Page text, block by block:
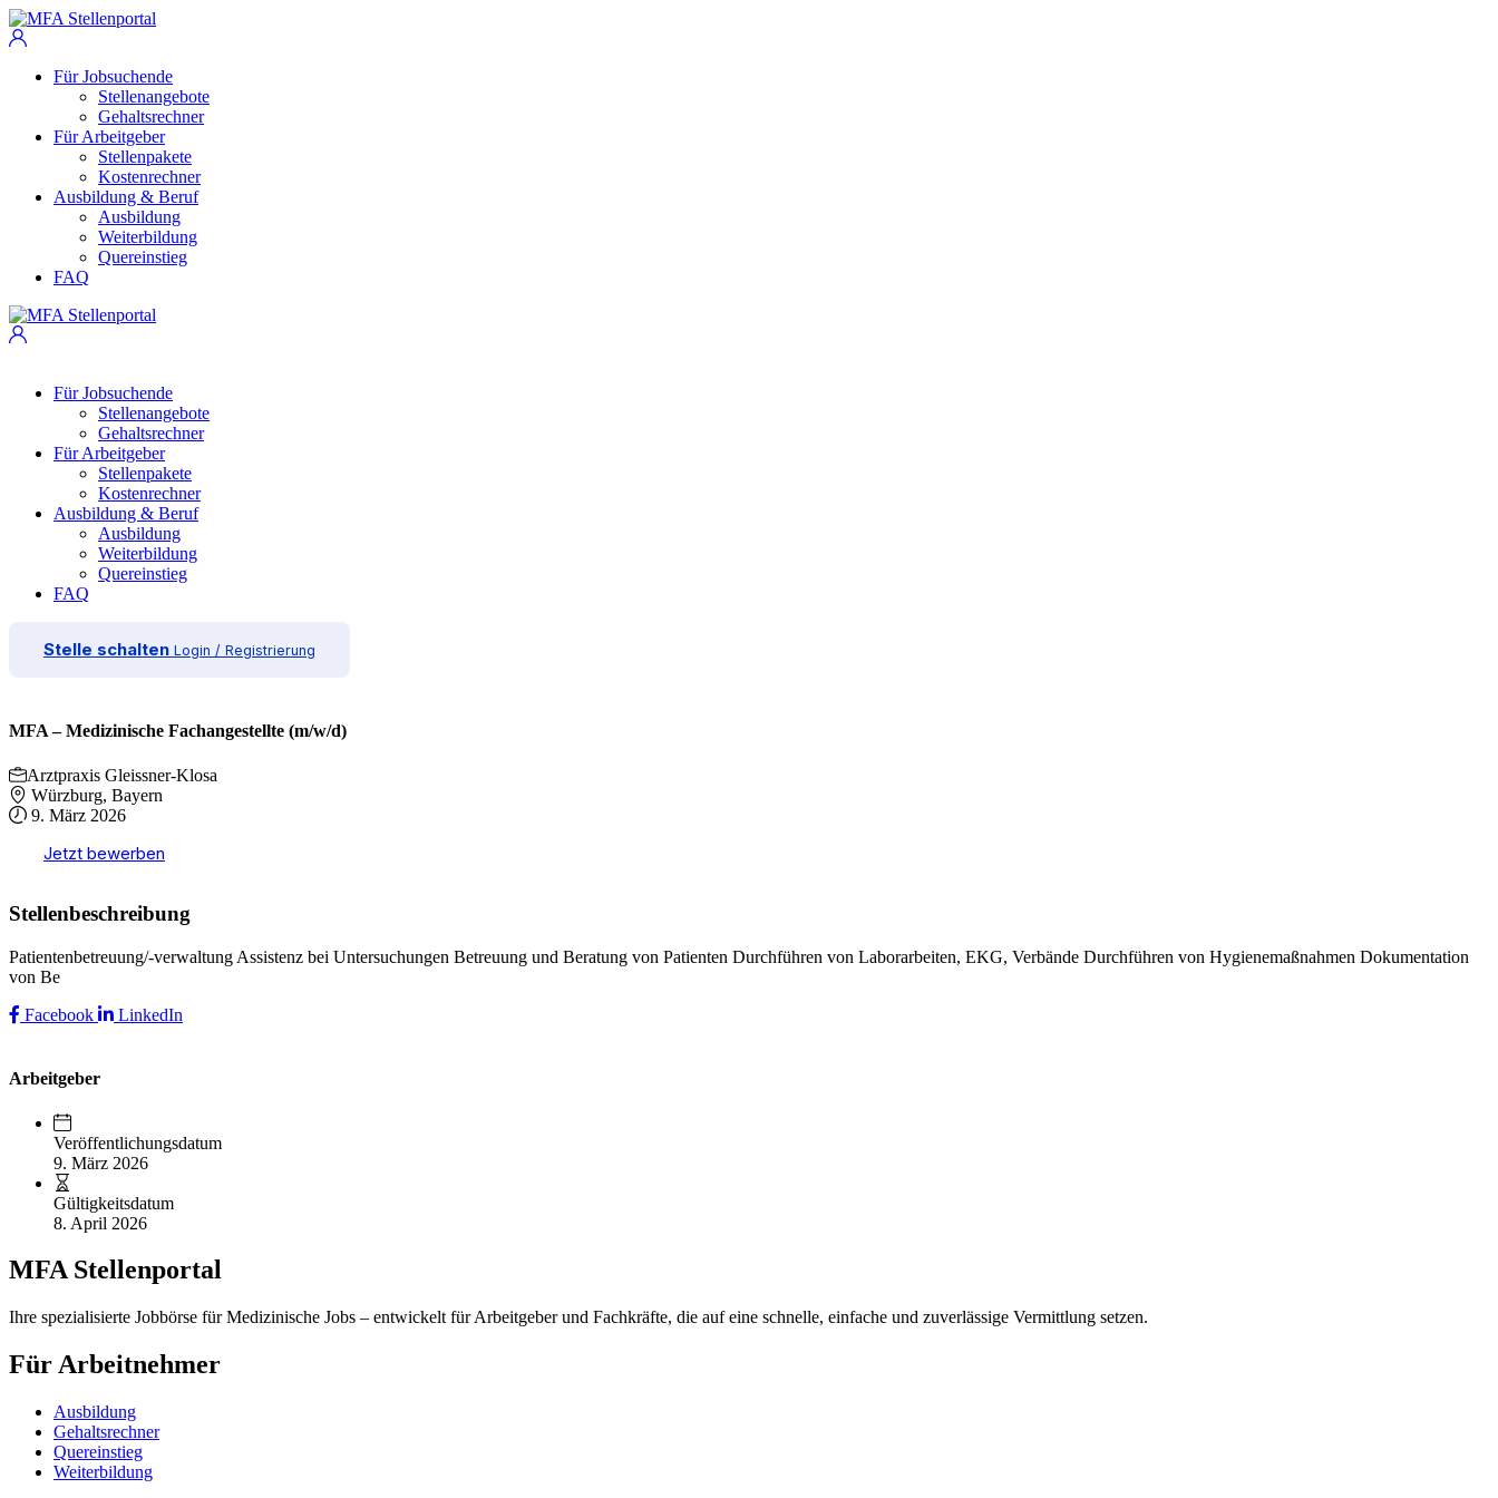
Für Jobsuchende
Stellenangebote
Gehaltsrechner
Für Arbeitgeber
Stellenpakete
Kostenrechner
Ausbildung & Beruf
Ausbildung
Weiterbildung
Quereinstieg
FAQ
Für Jobsuchende
Stellenangebote
Gehaltsrechner
Für Arbeitgeber
Stellenpakete
Kostenrechner
Ausbildung & Beruf
Ausbildung
Weiterbildung
Quereinstieg
FAQ
Stelle schalten Login / Registrierung
MFA – Medizinische Fachangestellte (m/w/d)
Arztpraxis Gleissner-Klosa
Würzburg, Bayern
9. März 2026
Jetzt bewerben
Stellenbeschreibung
Patientenbetreuung/-verwaltung Assistenz bei Untersuchungen Betreuung und Beratung von Patienten Durchführen von Laborarbeiten, EKG, Verbände Durchführen von Hygienemaßnahmen Dokumentation
von Be
Facebook
LinkedIn
Arbeitgeber
Veröffentlichungsdatum
9. März 2026
Gültigkeitsdatum
8. April 2026
MFA Stellenportal
Ihre spezialisierte Jobbörse für Medizinische Jobs – entwickelt für Arbeitgeber und Fachkräfte, die auf eine schnelle, einfache und zuverlässige Vermittlung setzen.
Für Arbeitnehmer
Ausbildung
Gehaltsrechner
Quereinstieg
Weiterbildung